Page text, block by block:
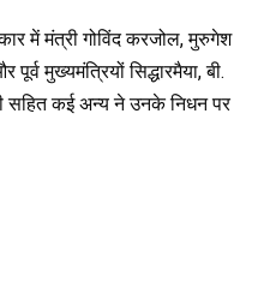
में मंत्री गोविंद करजोल, मुरुगेश
मुख्यमंत्रियों सिद्धारमैया, बी.
सहित कई अन्य ने उनके निधन पर